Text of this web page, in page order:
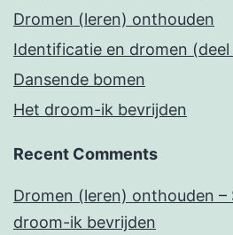
Dromen (leren) onthouden
Identificatie en dromen (deel
Dansende bomen
Het droom-ik bevrijden
Recent Comments
Dromen (leren) onthouden –
droom-ik bevrijden